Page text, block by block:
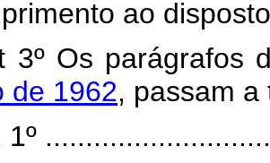
ao
3º Os parágrafos
de 1962, passam
1º